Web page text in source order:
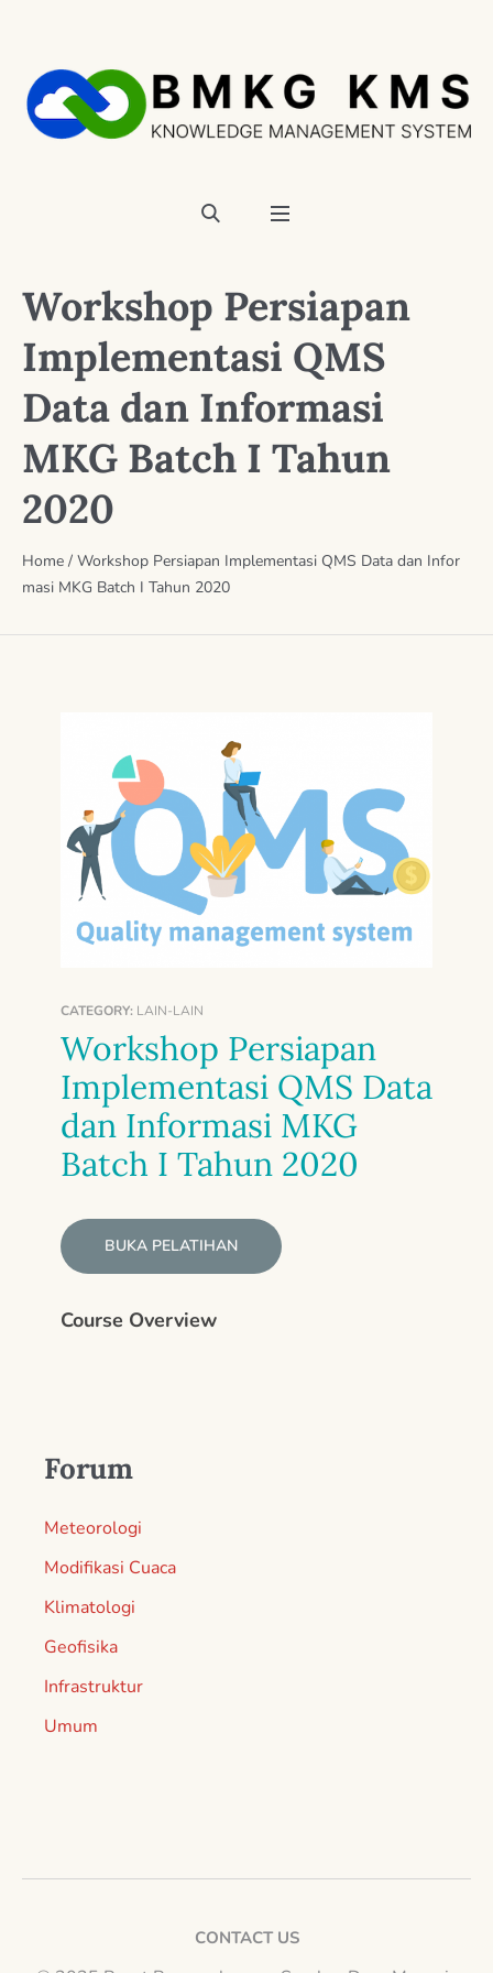
Workshop Persiapan
Implementasi QMS
Data dan Informasi
MKG Batch I Tahun
2020
Home / Workshop Persiapan Implementasi QMS Data dan Infor
masi MKG Batch I Tahun 2020
CATEGORY: LAIN-LAIN
Workshop Persiapan
Implementasi QMS Data
dan Informasi MKG
Batch I Tahun 2020
BUKA PELATIHAN
Course Overview
Forum
Meteorologi
Modifikasi Cuaca
Klimatologi
Geofisika
Infrastruktur
Umum
CONTACT US